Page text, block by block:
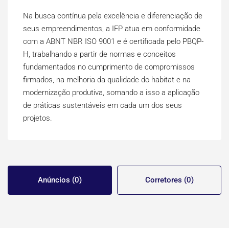
Na busca contínua pela excelência e diferenciação de
seus empreendimentos, a IFP atua em conformidade
com a ABNT NBR ISO 9001 e é certificada pelo PBQP-
H, trabalhando a partir de normas e conceitos
fundamentados no cumprimento de compromissos
firmados, na melhoria da qualidade do habitat e na
modernização produtiva, somando a isso a aplicação
de práticas sustentáveis em cada um dos seus
projetos.
Anúncios (0) Corretores (0)